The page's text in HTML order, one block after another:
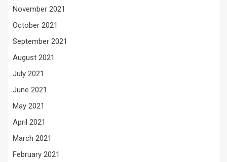
November 2021
October 2021
September 2021
August 2021
July 2021
June 2021
May 2021
April 2021
March 2021
February 2021